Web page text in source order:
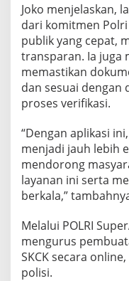
Joko menjelaskan,
dari komitmen
publik yang cepat,
transparan. Ia juga
memastikan
dan sesuai dengan
proses verifikasi.
“Dengan aplikasi
menjadi jauh lebih
mendorong
layanan ini serta
berkala,”
Melalui POLRI
mengurus
SKCK secara
polisi.